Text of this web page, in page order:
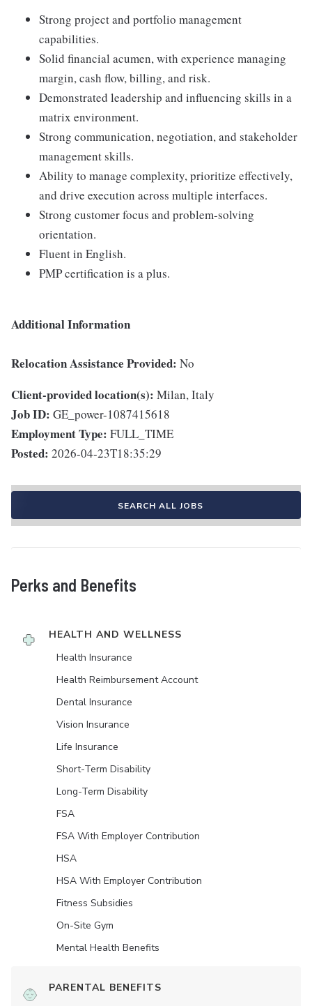
Strong project and portfolio management
capabilities.
Solid financial acumen, with experience managing
margin, cash flow, billing, and risk.
Demonstrated leadership and influencing skills in a
matrix environment.
Strong communication, negotiation, and stakeholder
management skills.
Ability to manage complexity, prioritize effectively,
and drive execution across multiple interfaces.
Strong customer focus and problem-solving
orientation.
Fluent in English.
PMP certification is a plus.
Additional Information
Relocation Assistance Provided: No
Client-provided location(s): Milan, Italy
Job ID: GE_power-1087415618
Employment Type: FULL_TIME
Posted: 2026-04-23T18:35:29
SEARCH ALL JOBS
Perks and Benefits
HEALTH AND WELLNESS
Health Insurance
Health Reimbursement Account
Dental Insurance
Vision Insurance
Life Insurance
Short-Term Disability
Long-Term Disability
FSA
FSA With Employer Contribution
HSA
HSA With Employer Contribution
Fitness Subsidies
On-Site Gym
Mental Health Benefits
PARENTAL BENEFITS